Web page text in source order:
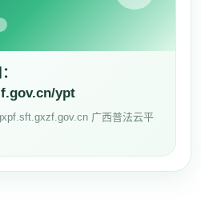
ypt
广西普法云平